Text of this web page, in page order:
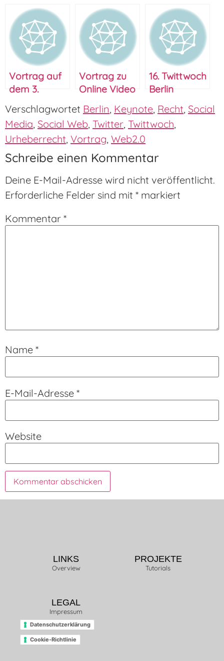
Vortrag auf
dem 3.
Twittwoch
Berlin
Vortrag zu
Online Video
Marketing
auf dem 9.
Twittwoch
Berlin
16. Twittwoch
Berlin
Verschlagwortet Berlin, Keynote, Recht, Social
Media, Social Web, Twitter, Twittwoch,
Urheberrecht, Vortrag, Web2.0
Schreibe einen Kommentar
Deine E-Mail-Adresse wird nicht veröffentlicht.
Erforderliche Felder sind mit * markiert
Kommentar *
Name *
E-Mail-Adresse *
Website
LINKS
Overview
PROJEKTE
Tutorials
LEGAL
Impressum
Datenschutzerklärung
Cookie-Richtlinie